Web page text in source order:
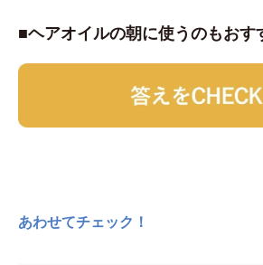
■ヘアオイルの朝に使うのもおす
あわせてチェック！